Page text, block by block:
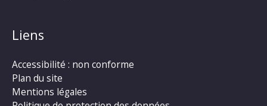
Liens
Accessibilité : non conforme
Plan du site
Mentions légales